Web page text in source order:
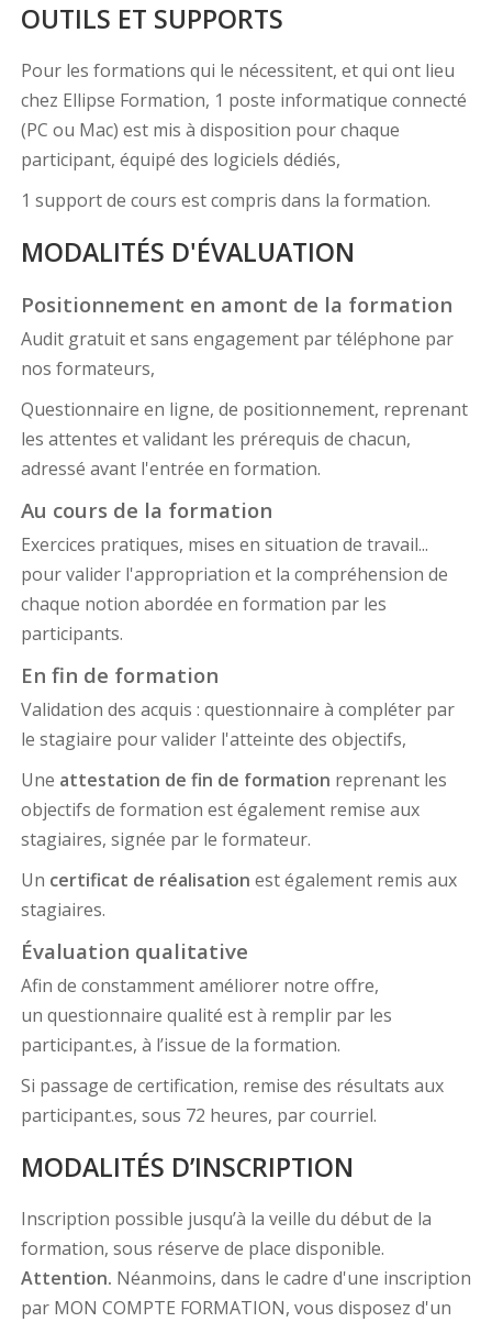
OUTILS ET SUPPORTS
Pour les formations qui le nécessitent, et qui ont lieu
chez Ellipse Formation, 1 poste informatique connecté
(PC ou Mac) est mis à disposition pour chaque
participant, équipé des logiciels dédiés,
1 support de cours est compris dans la formation.
MODALITÉS D'ÉVALUATION
Positionnement en amont de la formation
Audit gratuit et sans engagement par téléphone par
nos formateurs,
Questionnaire en ligne, de positionnement, reprenant
les attentes et validant les prérequis de chacun,
adressé avant l'entrée en formation.
Au cours de la formation
Exercices pratiques, mises en situation de travail...
pour valider l'appropriation et la compréhension de
chaque notion abordée en formation par les
participants.
En fin de formation
Validation des acquis : questionnaire à compléter par
le stagiaire pour valider l'atteinte des objectifs,
Une attestation de fin de formation reprenant les
objectifs de formation est également remise aux
stagiaires, signée par le formateur.
Un certificat de réalisation est également remis aux
stagiaires.
Évaluation qualitative
Afin de constamment améliorer notre offre,
un questionnaire qualité est à remplir par les
participant.es, à l’issue de la formation.
Si passage de certification, remise des résultats aux
participant.es, sous 72 heures, par courriel.
MODALITÉS D’INSCRIPTION
Inscription possible jusqu’à la veille du début de la
formation, sous réserve de place disponible.
Attention. Néanmoins, dans le cadre d'une inscription
par MON COMPTE FORMATION, vous disposez d'un